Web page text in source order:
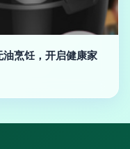
烹饪，开启健康家